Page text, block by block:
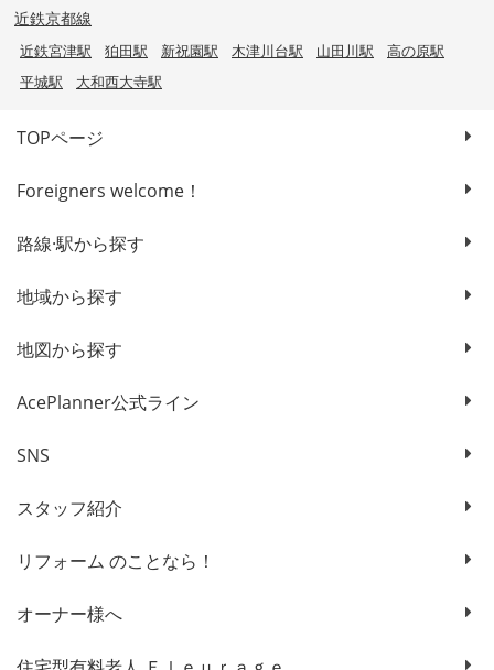
近鉄京都線
近鉄宮津駅 狛田駅 新祝園駅 木津川台駅 山田川駅
高の原駅
平城駅
大和西大寺駅
TOPページ
Foreigners welcome！
路線·駅から探す
地域から探す
地図から探す
AcePlanner公式ライン
SNS
スタッフ紹介
リフォーム のことなら！
オーナー様へ